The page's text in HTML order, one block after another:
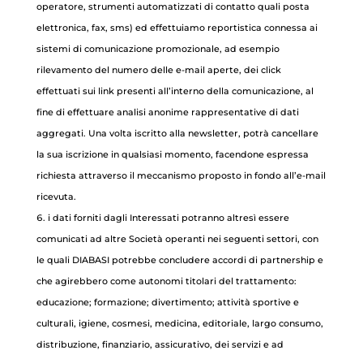
operatore, strumenti automatizzati di contatto quali posta
elettronica, fax, sms) ed effettuiamo reportistica connessa ai
sistemi di comunicazione promozionale, ad esempio
rilevamento del numero delle e-mail aperte, dei click
effettuati sui link presenti all’interno della comunicazione, al
fine di effettuare analisi anonime rappresentative di dati
aggregati. Una volta iscritto alla newsletter, potrà cancellare
la sua iscrizione in qualsiasi momento, facendone espressa
richiesta attraverso il meccanismo proposto in fondo all’e-mail
ricevuta.
i dati forniti dagli Interessati potranno altresì essere
comunicati ad altre Società operanti nei seguenti settori, con
le quali DIABASI potrebbe concludere accordi di partnership e
che agirebbero come autonomi titolari del trattamento:
educazione; formazione; divertimento; attività sportive e
culturali, igiene, cosmesi, medicina, editoriale, largo consumo,
distribuzione, finanziario, assicurativo, dei servizi e ad